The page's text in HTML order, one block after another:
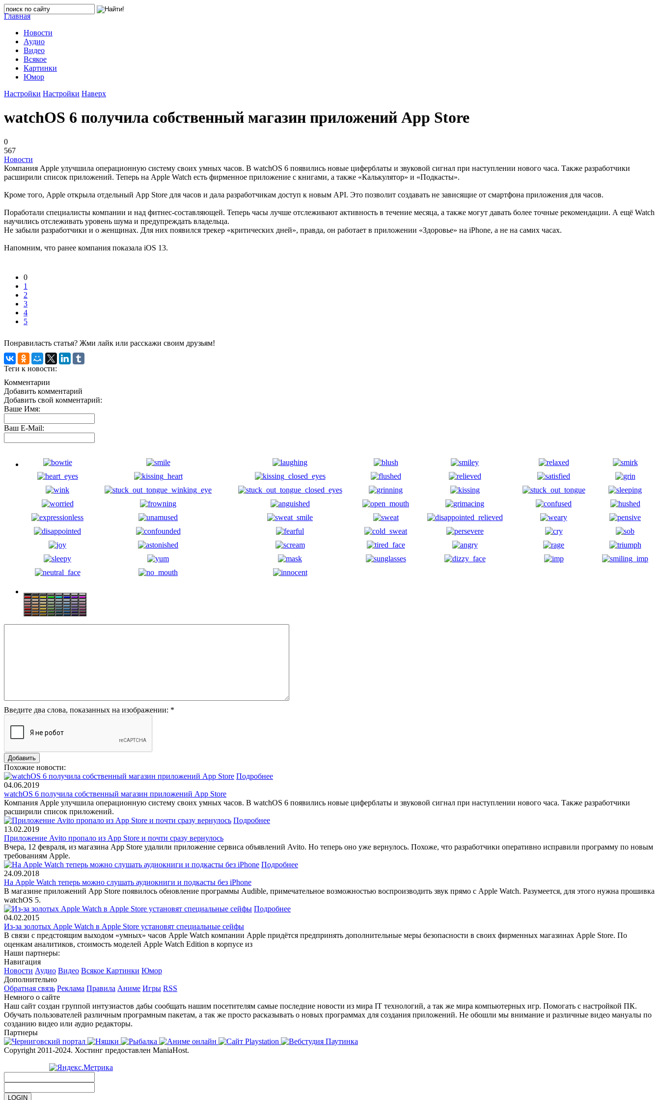
Главная
Новости
Аудио
Видео
Всякое
Картинки
Юмор
Настройки Настройки Наверх
watchOS 6 получила собственный магазин приложений App Store
0
567
Новости
Компания Apple улучшила операционную систему своих умных часов. В watchOS 6 появились новые циферблаты и звуковой сигнал при наступлении нового часа. Также разработчики
расширили список приложений. Теперь на Apple Watch есть фирменное приложение с книгами, а также «Калькулятор» и «Подкасты».
Кроме того, Apple открыла отдельный App Store для часов и дала разработчикам доступ к новым API. Это позволит создавать не зависящие от смартфона приложения для часов.
Поработали специалисты компании и над фитнес-составляющей. Теперь часы лучше отслеживают активность в течение месяца, а также могут давать более точные рекомендации. А ещё Watch
научились отслеживать уровень шума и предупреждать владельца.
Не забыли разработчики и о женщинах. Для них появился трекер «критических дней», правда, он работает в приложении «Здоровье» на iPhone, а не на самих часах.
Напомним, что ранее компания показала iOS 13.
0
1
2
3
4
5
Понравиласть статья? Жми лайк или расскажи своим друзьям!
Теги к новости:
Комментарии
Добавить комментарий
Добавить свой комментарий:
Ваше Имя:
Ваш E-Mail:
Введите два слова, показанных на изображении: *
Похожие новости:
Подробнее
04.06.2019
watchOS 6 получила собственный магазин приложений App Store
Компания Apple улучшила операционную систему своих умных часов. В watchOS 6 появились новые циферблаты и звуковой сигнал при наступлении нового часа. Также разработчики
расширили список приложений.
Подробнее
13.02.2019
Приложение Avito пропало из App Store и почти сразу вернулось
Вчера, 12 февраля, из магазина App Store удалили приложение сервиса объявлений Avito. Но теперь оно уже вернулось. Похоже, что разработчики оперативно исправили программу по новым
требованиям Apple.
Подробнее
24.09.2018
На Apple Watch теперь можно слушать аудиокниги и подкасты без iPhone
В магазине приложений App Store появилось обновление программы Audible, примечательное возможностью воспроизводить звук прямо с Apple Watch. Разумеется, для этого нужна прошивка
watchOS 5.
Подробнее
04.02.2015
Из-за золотых Apple Watch в Apple Store установят специальные сейфы
В связи с предстоящим выходом «умных» часов Apple Watch компании Apple придётся предпринять дополнительные меры безопасности в своих фирменных магазинах Apple Store. По
оценкам аналитиков, стоимость моделей Apple Watch Edition в корпусе из
Наши партнеры:
Навигация
Новости Аудио Видео Всякое Картинки Юмор
Дополнительно
Обратная связь Реклама Правила Аниме Игры RSS
Немного о сайте
Наш сайт создан группой интузиастов дабы сообщать нашим посетителям самые последние новости из мира IT технологий, а так же мира компьютерных игр. Помогать с настройкой ПК.
Обучать пользователей различным програмным пакетам, а так же просто расказывать о новых программах для создания приложений. Не обошли мы внимание и различные видео мануалы по
созданию видео или аудио редакторы.
Партнеры
Copyright 2011-2024. Хостинг предоставлен ManiaHost.